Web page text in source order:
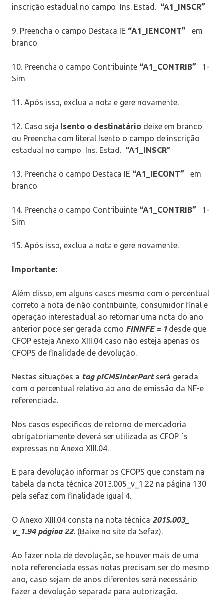
inscrição estadual no campo Ins. Estad. “A1_INSCR”
9. Preencha o campo Destaca IE “A1_IENCONT”
em
branco
10. Preencha o campo Contribuinte “A1_CONTRIB”
1-
Sim
11. Após isso, exclua a nota e gere novamente.
12. Caso seja Isento o destinatário deixe em branco
ou Preencha com literal Isento o campo de inscrição
estadual no campo Ins. Estad. “A1_INSCR”
13. Preencha o campo Destaca IE “A1_IECONT”
em
branco
14. Preencha o campo Contribuinte “A1_CONTRIB”
1-
Sim
15. Após isso, exclua a nota e gere novamente.
Importante:
Além disso, em alguns casos mesmo com o percentual
correto a nota de não contribuinte, consumidor final e
operação interestadual ao retornar uma nota do ano
anterior pode ser gerada como FINNFE = 1 desde que
CFOP esteja Anexo XIII.04 caso não esteja apenas os
CFOPS de finalidade de devolução.
Nestas situações a tag pICMSInterPart será gerada
com o percentual relativo ao ano de emissão da NF-e
referenciada.
Nos casos específicos de retorno de mercadoria
obrigatoriamente deverá ser utilizada as CFOP ´s
expressas no Anexo XIII.04.
E para devolução informar os CFOPS que constam na
tabela da nota técnica 2013.005_v_1.22 na página 130
pela sefaz com finalidade igual 4.
O Anexo XIII.04 consta na nota técnica 2015.003_
v_1.94 página 22. (Baixe no site da Sefaz).
Ao fazer nota de devolução, se houver mais de uma
nota referenciada essas notas precisam ser do mesmo
ano, caso sejam de anos diferentes será necessário
fazer a devolução separada para autorização.